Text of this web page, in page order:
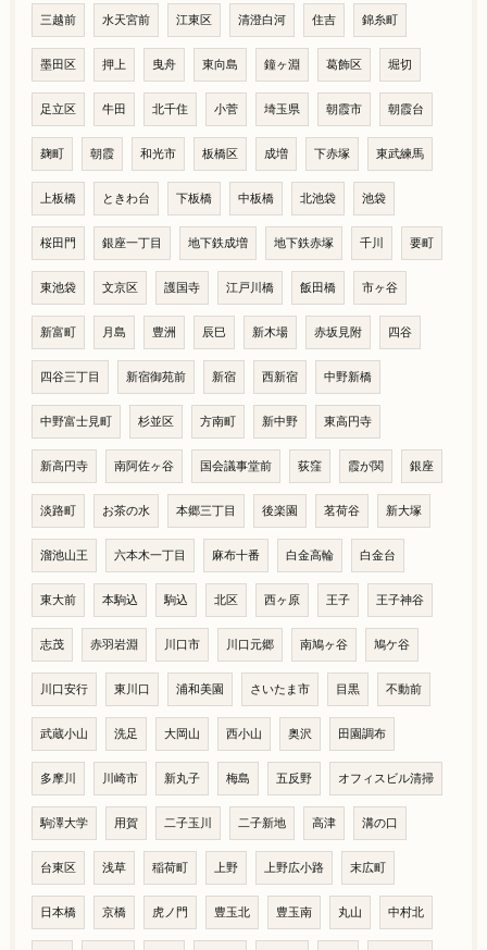
三越前 水天宮前 江東区 清澄白河 住吉 錦糸町
墨田区 押上 曳舟 東向島 鐘ヶ淵 葛飾区 堀切
足立区 牛田 北千住 小菅 埼玉県 朝霞市 朝霞台
麹町 朝霞 和光市 板橋区 成増 下赤塚 東武練馬
上板橋 ときわ台 下板橋 中板橋 北池袋 池袋
桜田門 銀座一丁目 地下鉄成増 地下鉄赤塚 千川 要町
東池袋 文京区 護国寺 江戸川橋 飯田橋 市ヶ谷
新富町 月島 豊洲 辰巳 新木場 赤坂見附 四谷
四谷三丁目 新宿御苑前 新宿 西新宿 中野新橋
中野富士見町 杉並区 方南町 新中野 東高円寺
新高円寺 南阿佐ヶ谷 国会議事堂前 荻窪 霞が関 銀座
淡路町 お茶の水 本郷三丁目 後楽園 茗荷谷 新大塚
溜池山王 六本木一丁目 麻布十番 白金高輪 白金台
東大前 本駒込 駒込 北区 西ヶ原 王子 王子神谷
志茂 赤羽岩淵 川口市 川口元郷 南鳩ヶ谷 鳩ケ谷
川口安行 東川口 浦和美園 さいたま市 目黒 不動前
武蔵小山 洗足 大岡山 西小山 奥沢 田園調布
多摩川 川崎市 新丸子 梅島 五反野 オフィスビル清掃
駒澤大学 用賀 二子玉川 二子新地 高津 溝の口
台東区 浅草 稲荷町 上野 上野広小路 末広町
日本橋 京橋 虎ノ門 豊玉北 豊玉南 丸山 中村北